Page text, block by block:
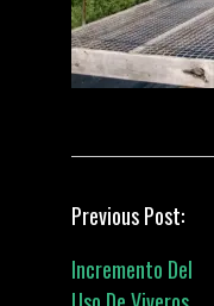
P
Previous Post:
Incremento Del